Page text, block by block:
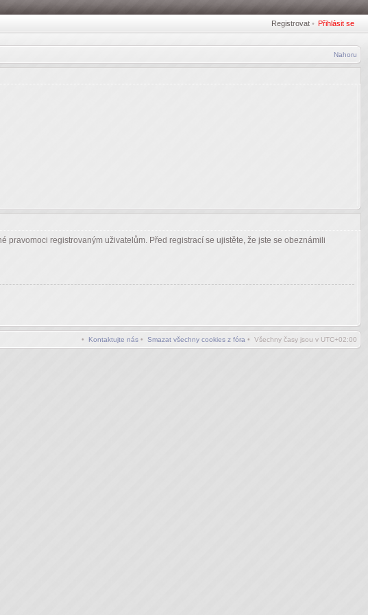
Registrovat • Přihlásit se
Nahoru
pravomoci registrovaným uživatelům. Před registrací se ujistěte, že jste se obeznámili
• Všechny časy jsou v UTC+02:00
• Smazat všechny cookies z fóra
• Kontaktujte nás